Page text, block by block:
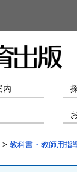
内
>教科書・教師用指